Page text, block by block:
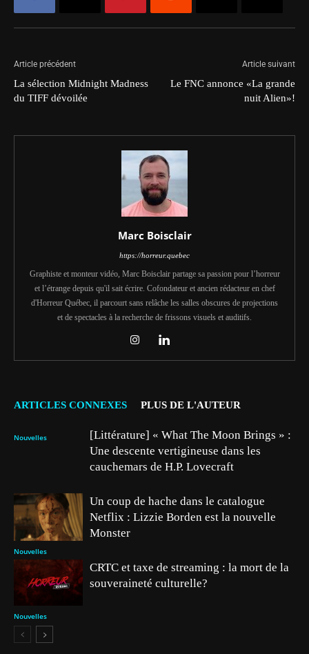
Article précédent
La sélection Midnight Madness
du TIFF dévoilée
Article suivant
Le FNC annonce «La grande
nuit Alien»!
Marc Boisclair
https://horreur.quebec
Graphiste et monteur vidéo, Marc Boisclair partage sa passion pour l’horreur
et l’étrange depuis qu'il sait écrire. Cofondateur et ancien rédacteur en chef
d'Horreur Québec, il parcourt sans relâche les salles obscures de projections
et de spectacles à la recherche de frissons visuels et auditifs.
ARTICLES CONNEXES PLUS DE L'AUTEUR
Nouvelles
[Littérature] « What The Moon Brings » :
Une descente vertigineuse dans les
cauchemars de H.P. Lovecraft
Nouvelles
Un coup de hache dans le catalogue
Netflix : Lizzie Borden est la nouvelle
Monster
Nouvelles
CRTC et taxe de streaming : la mort de la
souveraineté culturelle?